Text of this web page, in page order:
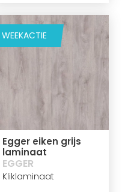
WEEKACTIE
Egger eiken grijs
laminaat
EGGER
Kliklaminaat